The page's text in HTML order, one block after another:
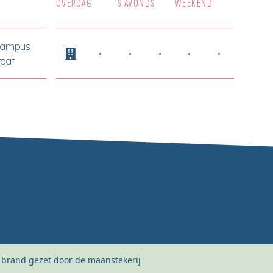
OVERDAG ’S AVONDS WEEKEND
gezet door de maanstekerij